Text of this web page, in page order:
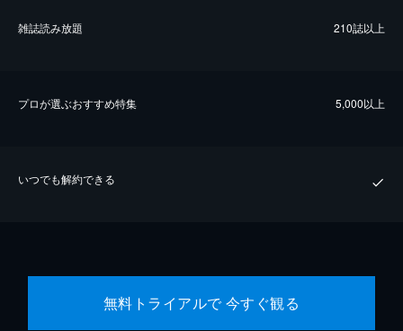
雑誌読み放題 210誌以上
プロが選ぶおすすめ特集 5,000以上
いつでも解約できる
無料トライアルで 今すぐ観る